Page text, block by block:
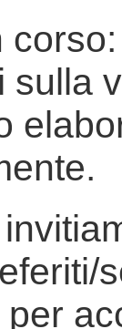
sulla